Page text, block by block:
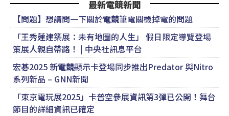
最新電競新聞
【問題】想請問一下關於電競筆電關機掉電的問題
「王秀蓮建築展：未有地圖的人生」 假日限定導覽登場
策展人親自帶路！ | 中央社訊息平台
宏碁2025 新電競顯示卡登場同步推出Predator 與Nitro
系列新品 – GNN新聞
「東京電玩展2025」卡普空參展資訊第3彈已公開！舞台
節目的詳細資訊已確定